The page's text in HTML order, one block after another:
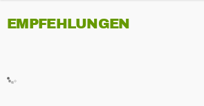
EMPFEHLUNGEN